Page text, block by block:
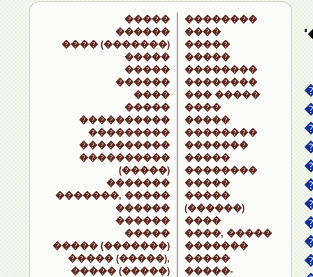
�����
������
���� (�������)
�����
�����
������
����
�����
����������
���������
����������
����������
(�����)
�������
�������, �����
������
������
�����
����� (�������)
����� (�����),
����� (�����)
��������
����
�����
�����
��������
��������
��� �����
����
�����
��������
�������
�����
��������
�����
�����
(������)
����
����, �����
�������
�����
�����-